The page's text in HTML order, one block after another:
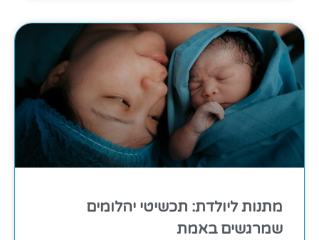
מתנות ליולדת: תכשיטי יהלומים
שמרגשים באמת